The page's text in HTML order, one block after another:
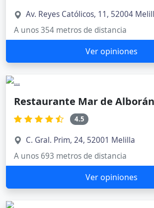
Av. Reyes Católicos, 11, 52004
A unos 354 metros de distancia
Ver opiniones
Restaurante Mar de Alborán
4.5
C. Gral. Prim, 24, 52001 Melilla
A unos 693 metros de distancia
Ver opiniones